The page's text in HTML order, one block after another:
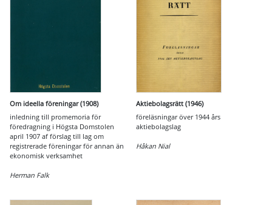
Om ideella föreningar (1908)
inledning till promemoria för
föredragning i Högsta Domstolen
april 1907 af förslag till lag om
registrerade föreningar för annan än
ekonomisk verksamhet
Herman Falk
Aktiebolagsrätt (1946)
föreläsningar över 1944 års
aktiebolagslag
Håkan Nial